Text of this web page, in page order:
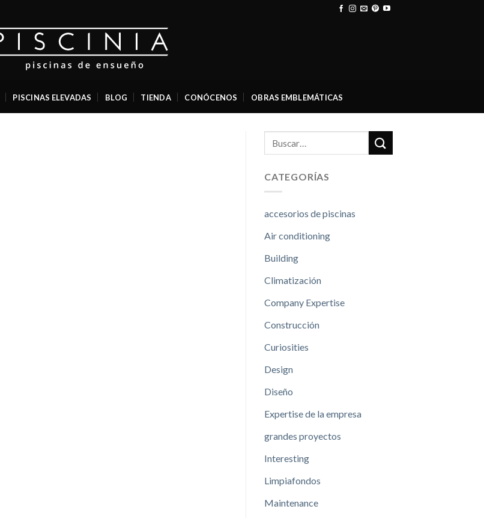
PISCINAS ELEVADAS BLOG TIENDA CONÓCENOS OBRAS EMBLEMÁTICAS
CATEGORÍAS
accesorios de piscinas
Air conditioning
Building
Climatización
Company Expertise
Construcción
Curiosities
Design
Diseño
Expertise de la empresa
grandes proyectos
Interesting
Limpiafondos
Maintenance